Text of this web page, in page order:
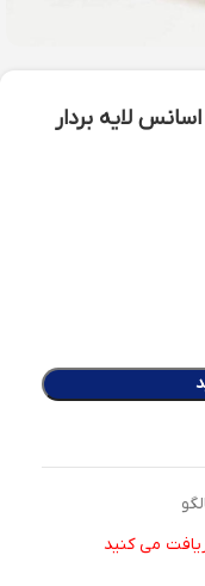
Micro-Peeling Water Essence اسانس لايه بردار
می کنید